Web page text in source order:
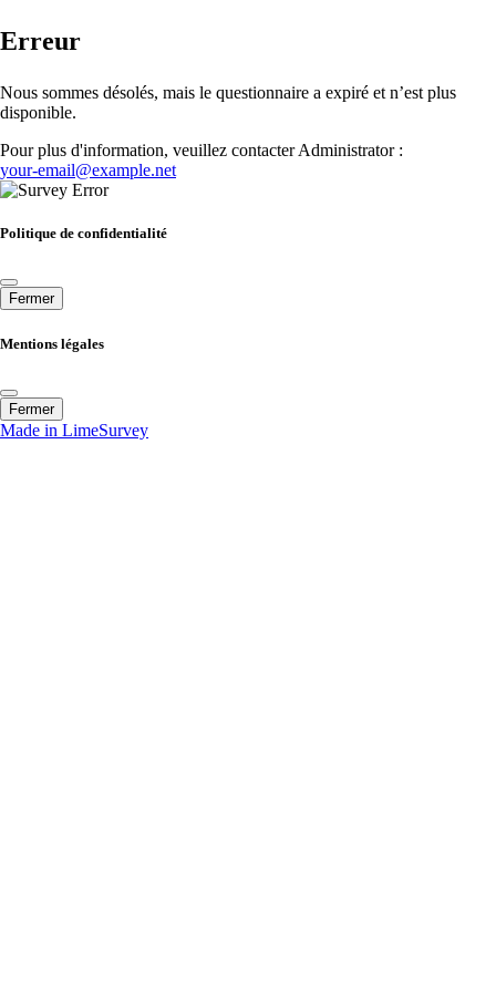
Erreur
Nous sommes désolés, mais le questionnaire a expiré et n’est plus
disponible.
Pour plus d'information, veuillez contacter Administrator :
your-email@example.net
Politique de confidentialité
Fermer
Mentions légales
Fermer
Made in LimeSurvey